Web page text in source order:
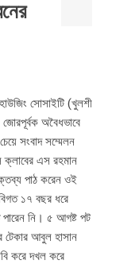
সোসাইটি (খুলশী
অবৈধভাবে
সংবাদ সম্মেলন
ক্লাবের এস রহমান
পাঠ করেন ওই
১৭ বছর ধরে
নি। ৫ আগষ্ট পট
টেকার আবুল হাসান
করে দখল করে